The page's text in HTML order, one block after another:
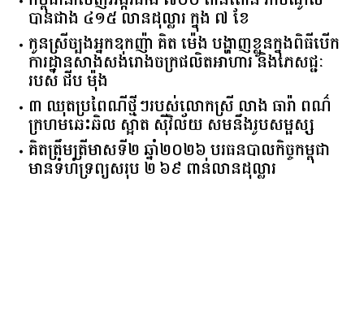
បានជាង ៤១៥ លានដុល្លារ ក្នុង ៧ ខែ
កូនស្រីច្បងអ្នកឧកញ៉ា គិត ម៉េង បង្ហាញខ្លួនក្នុងពិធីបើក
ការដ្ឋានសាងសង់រោងចក្រផលិតអាហារ និងភេសជ្ជៈ
របស់ ជីប ម៉ុង
៣ ឈុតប្រពៃណីថ្មីៗរបស់លោកស្រី លាង ធារ៉ា ពណ៌
ក្រហមឆេះឆិល ស្អាត ​ស៊ីវិល័យ សមនឹងរូបសម្ផស្ស
គិត​ត្រឹមត្រីមាស​ទី​២​ ​ឆ្នាំ​២០២៦​ បរធន​បាលកិច្ច​កម្ពុជា​ ​
មាន​ទំហំ​ទ្រព្យ​សរុប​ ​២.៦៩​ ​ពាន់លាន​ដុល្លារ​